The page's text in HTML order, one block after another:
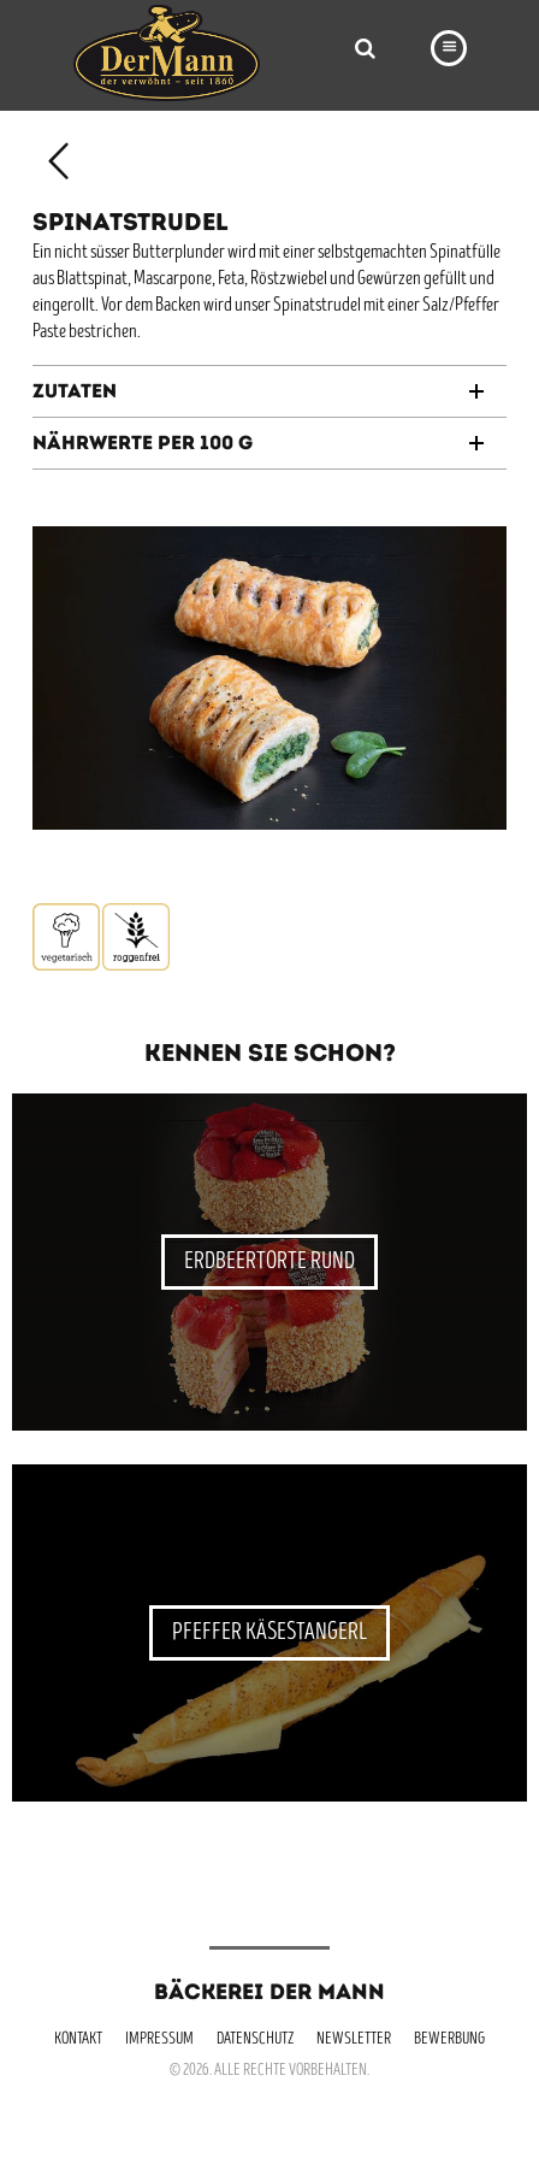
BROTWAY
KARRIERE
SPINATSTRUDEL
Ein nicht süsser Butterplunder wird mit einer selbstgemachten Spinatfülle
aus Blattspinat, Mascarpone, Feta, Röstzwiebel und Gewürzen gefüllt und
eingerollt. Vor dem Backen wird unser Spinatstrudel mit einer Salz/Pfeffer
Paste bestrichen.
Zutaten
Nährwerte per 100 g
KENNEN SIE SCHON?
ERDBEERTORTE RUND
PFEFFER KÄSESTANGERL
BÄCKEREI DER MANN
KONTAKT IMPRESSUM DATENSCHUTZ NEWSLETTER
BEWERBUNG
© 2026. ALLE RECHTE VORBEHALTEN.